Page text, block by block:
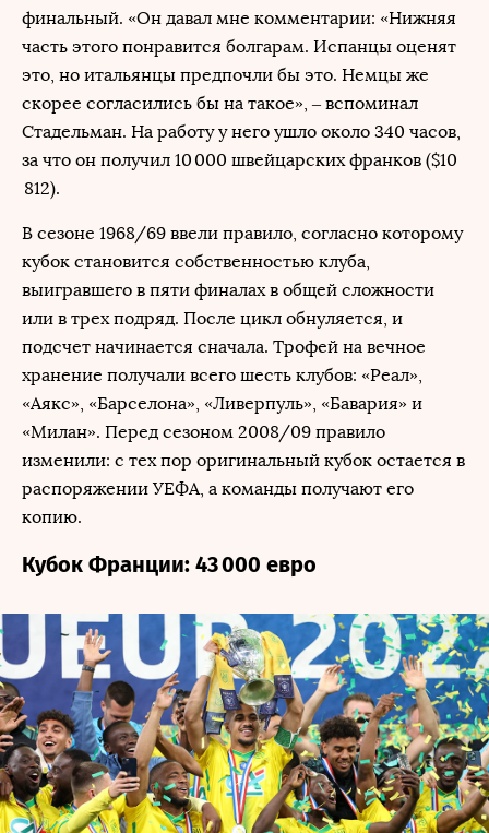
финальный. «Он давал мне комментарии: «Нижняя
часть этого понравится болгарам. Испанцы оценят
это, но итальянцы предпочли бы это. Немцы же
скорее согласились бы на такое», – вспоминал
Стадельман. На работу у него ушло около 340 часов,
за что он получил 10 000 швейцарских франков ($10
812).
В сезоне 1968/69 ввели правило, согласно которому
кубок становится собственностью клуба,
выигравшего в пяти финалах в общей сложности
или в трех подряд. После цикл обнуляется, и
подсчет начинается сначала. Трофей на вечное
хранение получали всего шесть клубов: «Реал»,
«Аякс», «Барселона», «Ливерпуль», «Бавария» и
«Милан». Перед сезоном 2008/09 правило
изменили: с тех пор оригинальный кубок остается в
распоряжении УЕФА, а команды получают его
копию.
Кубок Франции: 43 000 евро